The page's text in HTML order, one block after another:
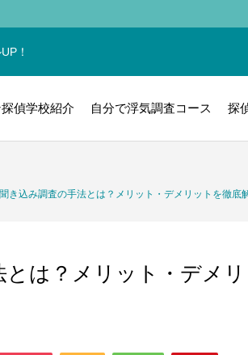
！
偵学校紹介 自分で浮気調査コース 探
聞き込み調査の手法とは？メリット・デメリットを徹底
とは？メリット・デメ